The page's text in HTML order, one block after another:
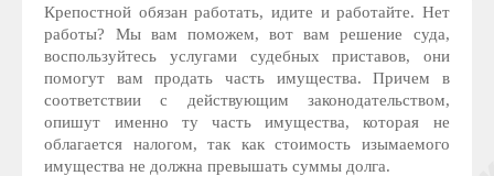
Крепостной обязан работать, идите и работайте. Нет
работы? Мы вам поможем, вот вам решение суда,
воспользуйтесь услугами судебных приставов, они
помогут вам продать часть имущества. Причем в
соответствии с действующим законодательством,
опишут именно ту часть имущества, которая не
облагается налогом, так как стоимость изымаемого
имущества не должна превышать суммы долга.